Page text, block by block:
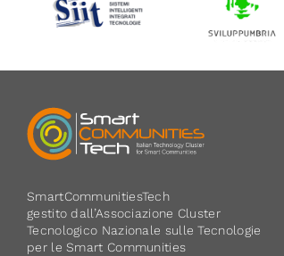
SmartCommunitiesTech
gestito dall’Associazione Cluster
Tecnologico Nazionale sulle Tecnologie
per le Smart Communities